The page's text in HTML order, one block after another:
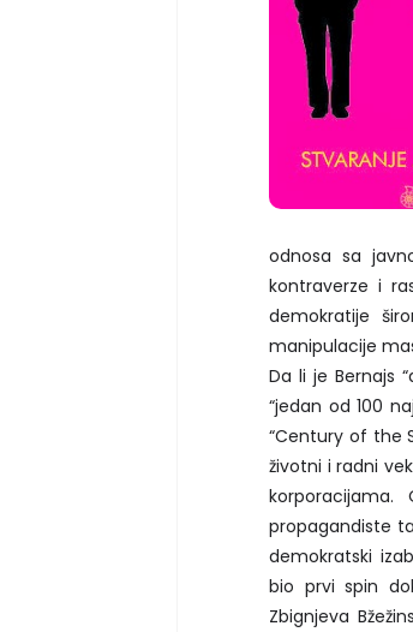
odnosa sa
kontraverze i
demokratije
manipulacije
Da li je Bernajs
“jedan od 100
“Century of the
životni i radni
propagandiste
demokratski
bio prvi spin
Zbignjeva